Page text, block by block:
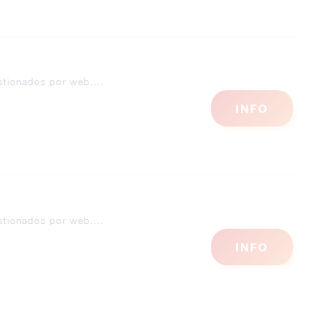
por web.…
INFO
por web.…
INFO